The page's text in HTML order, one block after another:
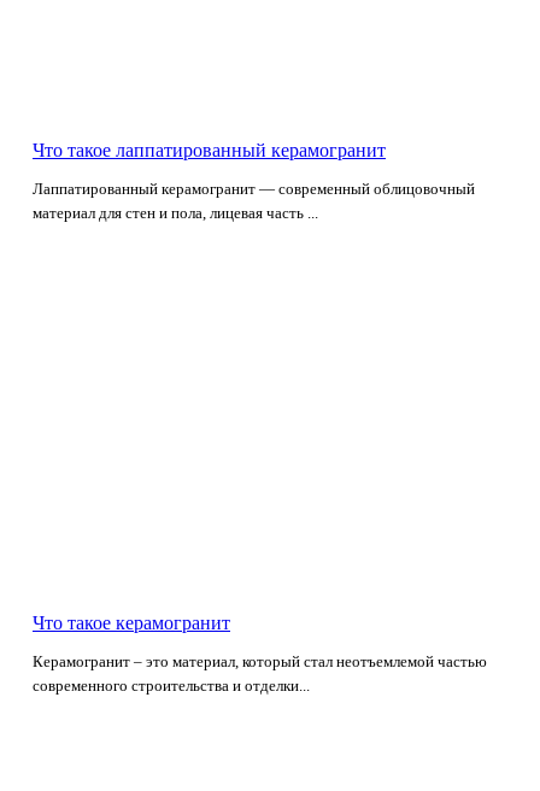
Что такое лаппатированный керамогранит
Лаппатированный керамогранит — современный облицовочный
материал для стен и пола, лицевая часть ...
Что такое керамогранит
Керамогранит – это материал, который стал неотъемлемой частью
современного строительства и отделки...